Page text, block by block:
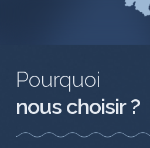
Pourquoi
nous choisir ?